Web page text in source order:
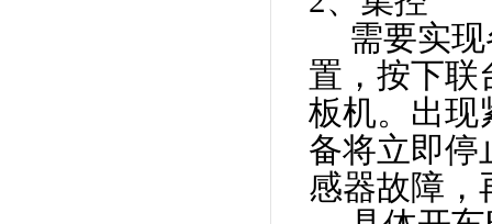
需要实
置，按下联
板机。出现
备将立即停
感器故障，